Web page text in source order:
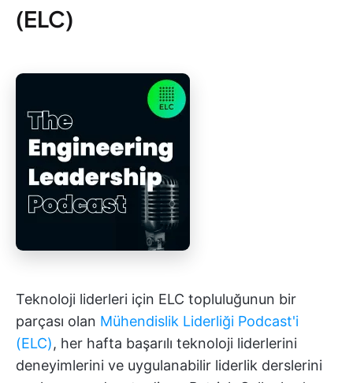
(ELC)
Teknoloji liderleri için ELC topluluğunun bir
parçası olan Mühendislik Liderliği Podcast'i
(ELC), her hafta başarılı teknoloji liderlerini
deneyimlerini ve uygulanabilir liderlik derslerini